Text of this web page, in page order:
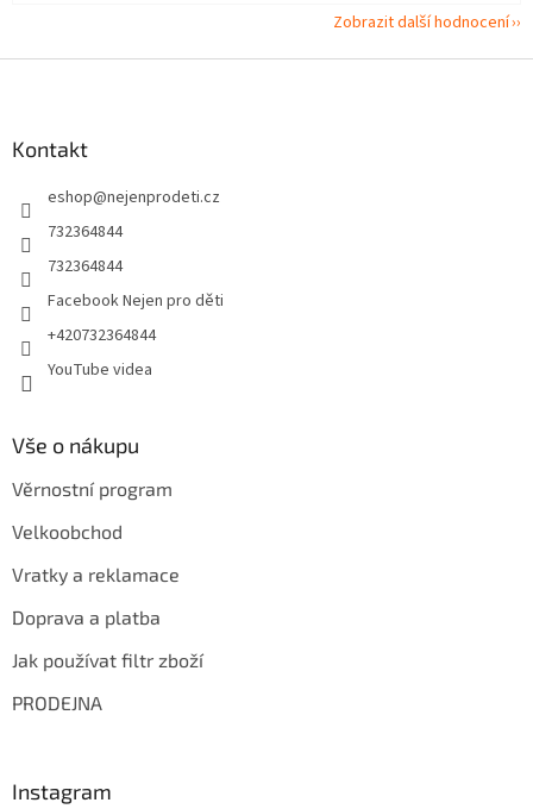
Zobrazit další hodnocení
Kontakt
eshop@nejenprodeti.cz
732364844
732364844
Facebook Nejen pro děti
+420732364844
YouTube videa
Vše o nákupu
Věrnostní program
Velkoobchod
Vratky a reklamace
Doprava a platba
Jak používat filtr zboží
PRODEJNA
Instagram